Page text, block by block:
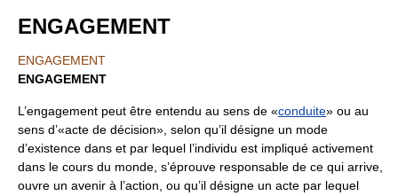
ENGAGEMENT
ENGAGEMENT
ENGAGEMENT
L’engagement peut être entendu au sens de «conduite» ou au
sens d’«acte de décision», selon qu’il désigne un mode
d’existence dans et par lequel l’individu est impliqué activement
dans le cours du monde, s’éprouve responsable de ce qui arrive,
ouvre un avenir à l’action, ou qu’il désigne un acte par lequel